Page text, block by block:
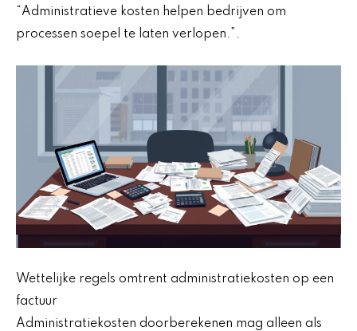
“Administratieve kosten helpen bedrijven om
processen soepel te laten verlopen.”.
Wettelijke regels omtrent administratiekosten op een
factuur
Administratiekosten doorberekenen mag alleen als